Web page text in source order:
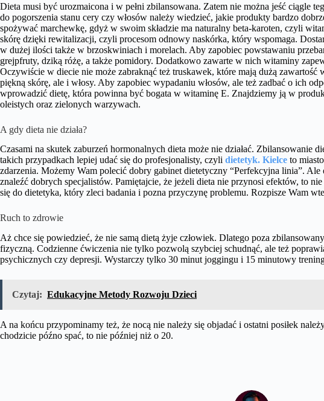
Dieta musi być urozmaicona i w pełni zbilansowana. Zatem nie można jeść ciągle
do pogorszenia stanu cery czy włosów należy wiedzieć, jakie produkty bardzo
spożywać marchewkę, gdyż w swoim składzie ma naturalny beta-karoten, czyli
skórę dzięki rewitalizacji, czyli procesom odnowy naskórka, który wspomaga.
w dużej ilości także w brzoskwiniach i morelach. Aby zapobiec powstawaniu
grejpfruty, dziką różę, a także pomidory. Dodatkowo zawarte w nich witaminy
Oczywiście w diecie nie może zabraknąć też truskawek, które mają dużą
piękną skórę, ale i włosy. Aby zapobiec wypadaniu włosów, ale też zadbać o ich
wprowadzić dietę, która powinna być bogata w witaminę E. Znajdziemy ją w
oleistych oraz zielonych warzywach.
A gdy dieta nie działa?
Czasami na skutek zaburzeń hormonalnych dieta może nie działać. Zbilansowanie
takich przypadkach lepiej udać się do profesjonalisty, czyli dietetyk. Kielce to
zdarzenia. Możemy Wam polecić dobry gabinet dietetyczny “Perfekcyjna linia”.
znaleźć dobrych specjalistów. Pamiętajcie, że jeżeli dieta nie przynosi efektów, to
się do dietetyka, który zleci badania i pozna przyczynę problemu. Rozpisze Wam
Ruch to zdrowie
Aż chce się powiedzieć, że nie samą dietą żyje człowiek. Dlatego poza
fizyczną. Codzienne ćwiczenia nie tylko pozwolą szybciej schudnąć, ale też
psychicznych czy depresji. Wystarczy tylko 30 minut joggingu i 15 minutowy
Czytaj: Edukacyjne Metody Rozwoju Dzieci
A na końcu przypominamy też, że nocą nie należy się objadać i ostatni posiłek
chodzicie późno spać, to nie później niż o 20.